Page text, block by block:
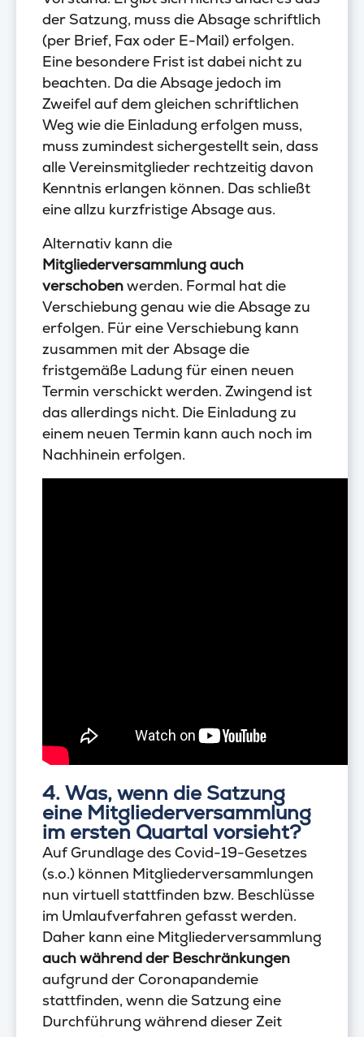
der Satzung, muss die Absage schriftlich
(per Brief, Fax oder E-Mail) erfolgen.
Eine besondere Frist ist dabei nicht zu
beachten. Da die Absage jedoch im
Zweifel auf dem gleichen schriftlichen
Weg wie die Einladung erfolgen muss,
muss zumindest sichergestellt sein, dass
alle Vereinsmitglieder rechtzeitig davon
Kenntnis erlangen können. Das schließt
eine allzu kurzfristige Absage aus.
Alternativ kann die
Mitgliederversammlung auch
verschobenwerden. Formal hat die
Verschiebung genau wie die Absage zu
erfolgen. Für eine Verschiebung kann
zusammen mit der Absage die
fristgemäße Ladung für einen neuen
Termin verschickt werden. Zwingend ist
das allerdings nicht. Die Einladung zu
einem neuen Termin kann auch noch im
Nachhinein erfolgen.
4. Was, wenn die Satzung
eine Mitgliederversammlung
im ersten Quartal vorsieht?
Auf Grundlage des Covid-19-Gesetzes
(s.o.) können Mitgliederversammlungen
nun virtuell stattfinden bzw. Beschlüsse
im Umlaufverfahren gefasst werden.
Daher kann eine Mitgliederversammlung
auch während der Beschränkungen
aufgrund der Coronapandemie
stattfinden, wenn die Satzung eine
Durchführung während dieser Zeit